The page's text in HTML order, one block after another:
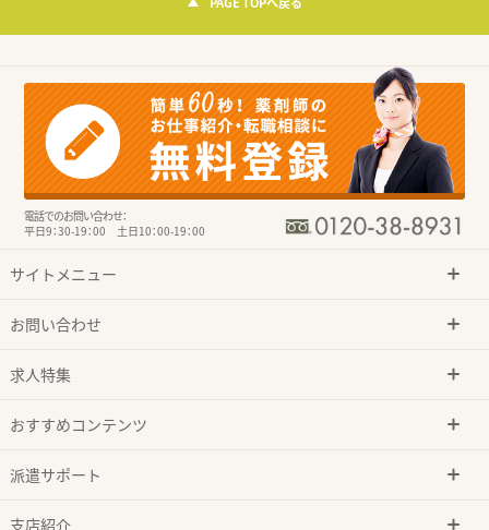
電話でのお問い合わせ：
平日9：30-19：00 土日10：00-19：00
サイトメニュー
お問い合わせ
求人特集
おすすめコンテンツ
派遣サポート
支店紹介